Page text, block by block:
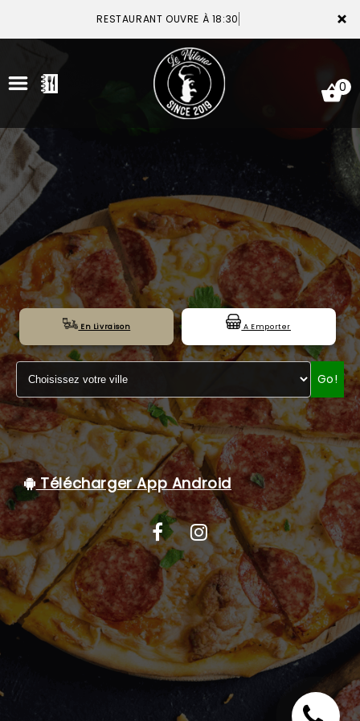
×
RESTAURANT OUVRE À 18:30
ACCUEIL
LA CARTE
VOTRE COMPTE
NOTRE RESTAURANT
VOS AVIS
MENTIONS LÉGALES
C.G.V
0
En Livraison A Emporter
Go!
Télécharger App Android